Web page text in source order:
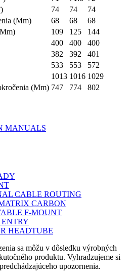
74 74
74
(Mm)
68 68
68
109 125
144
400 400
400
382 392
401
533 553
572
1013 1016 1029
(Mm) 747 774 802
MANUALS
CABLE ROUTING
CARBON
F-MOUNT
ENTRY
HEADTUBE
sa môžu v dôsledku výrobných
produktu. Vyhradzujeme si
upozornenia.